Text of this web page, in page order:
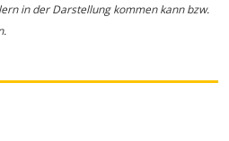
in der Darstellung kommen kann bzw.